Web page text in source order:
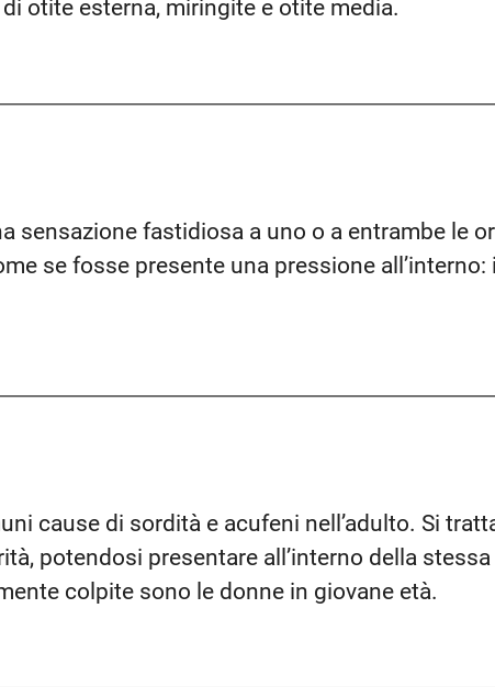
otite esterna, miringite e otite media.
sensazione fastidiosa a uno o a entrambe le
se fosse presente una pressione all’interno:
cause di sordità e acufeni nell’adulto. Si
potendosi presentare all’interno della
colpite sono le donne in giovane età.